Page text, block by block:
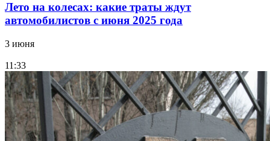
Лето на колесах: какие траты ждут
автомобилистов с июня 2025 года
3 июня
11:33